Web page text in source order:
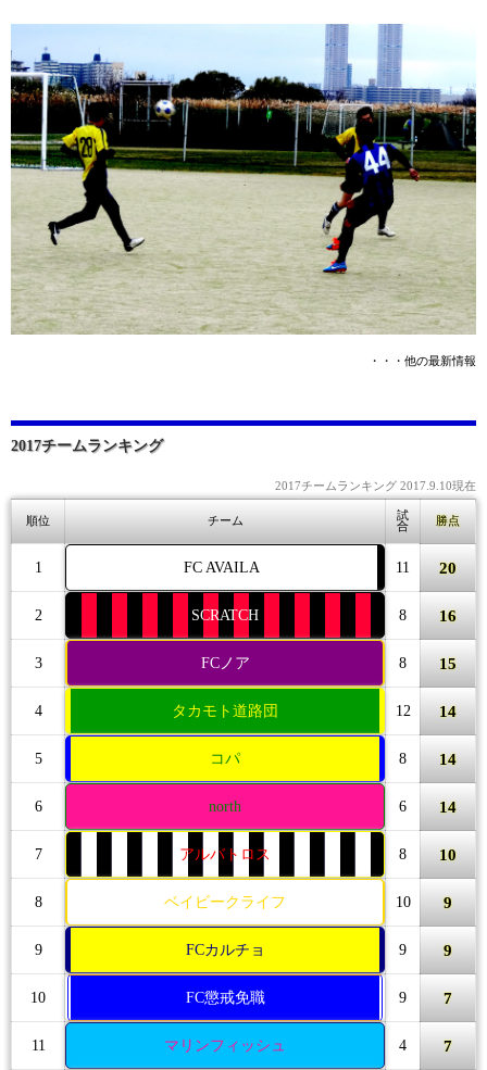
・・・他の最新情報
2017チームランキング
2017チームランキング 2017.9.10現在
順位 チーム
試
合
勝点
1 FC AVAILA 11 20
2 SCRATCH 8 16
3 FCノア 8 15
4 タカモト道路団 12 14
5 コパ 8 14
6 north 6 14
7 アルバトロス 8 10
8 ベイビークライフ 10 9
9 FCカルチョ 9 9
10 FC懲戒免職 9 7
11 マリンフィッシュ 4 7